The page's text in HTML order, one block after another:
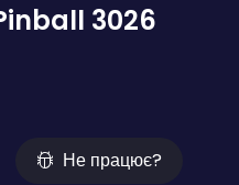
3026
Не працює?